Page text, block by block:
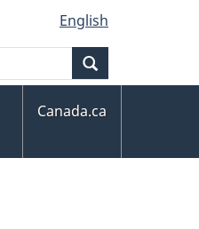
English
Canada.ca